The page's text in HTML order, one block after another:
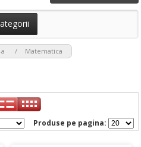
Matematica
Produse pe pagina: